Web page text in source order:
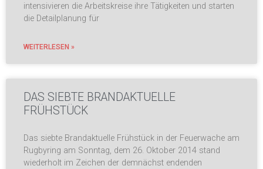
intensivieren die Arbeitskreise ihre Tätigkeiten und starten
die Detailplanung für
WEITERLESEN »
DAS SIEBTE BRANDAKTUELLE
FRÜHSTÜCK
Das siebte Brandaktuelle Frühstück in der Feuerwache am
Rugbyring am Sonntag, dem 26. Oktober 2014 stand
wiederholt im Zeichen der demnächst endenden